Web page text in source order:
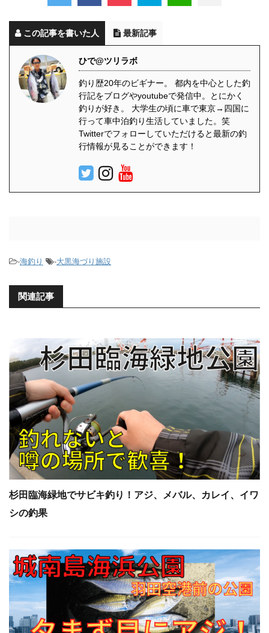
この記事を書いた人 最新記事
ひで@ツリラボ
釣り歴20年のビギナー。 都内を中心とした釣
行記をブログやyoutubeで発信中。とにかく
釣りが好き。 大学生の頃に車で東京→四国に
行って車中泊釣り生活していました。笑
Twitterでフォローしていただけると最新の釣
行情報が見ることができます！
-海釣り -大黒海づり施設
関連記事
杉田臨海緑地でサビキ釣り！アジ、メバル、カレイ、イワ
シの釣果